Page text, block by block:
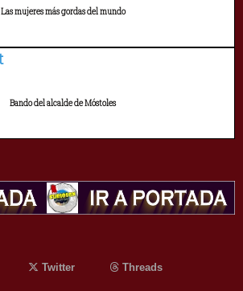
Las mujeres más gordas del mundo
Bando del alcalde de Móstoles
Twitter Threads